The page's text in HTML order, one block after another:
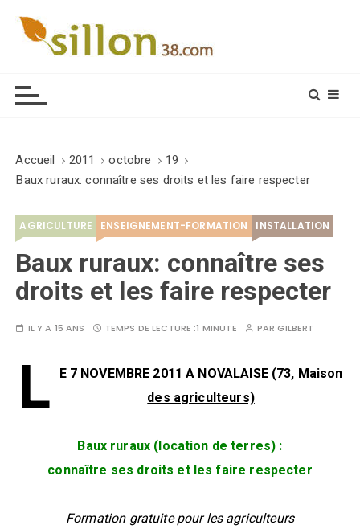
Accueil 2011 octobre
19
Baux ruraux: connaître ses droits et les faire respecter
AGRICULTURE ENSEIGNEMENT-FORMATION INSTALLATION
Baux ruraux: connaître ses
droits et les faire respecter
IL Y A 15 ANS TEMPS DE LECTURE :1 MINUTE PARGILBERT
L E 7 NOVEMBRE 2011 A NOVALAISE (73, Maison
des agriculteurs)
Baux ruraux (location de terres) :
connaître ses droits et les faire respecter
Formation gratuite pour les agriculteurs